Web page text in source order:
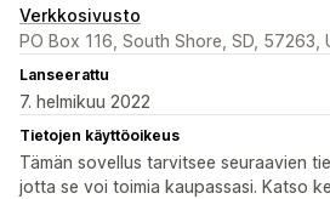
Verkkosivusto
PO Box 116, South Shore, SD, 57263,
Lanseerattu
7. helmikuu 2022
Tietojen käyttöoikeus
Tämän sovellus tarvitsee seuraavien
jotta se voi toimia kaupassasi. Katso